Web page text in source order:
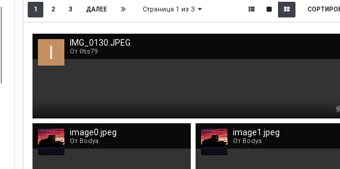
1 2 3 ДАЛЕЕ Страница 1 из 3
IMG_0130.JPEG
От Iltis79
image0.jpeg
От Bodya
image1.jpeg
От Bodya